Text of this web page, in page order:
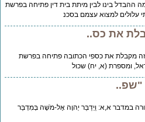
בינו לבין מיתת בית דין פתיחה בפרשת
למצוא עצמם בסכנ
את כס..
את כספי הכתובה פתיחה בפרשת
ומספרת (א, יח) שכול
במדבר א,א: וַיְדַבֵּר יְהוָה אֶל-מֹשֶׁה בְּמִדְבַּר